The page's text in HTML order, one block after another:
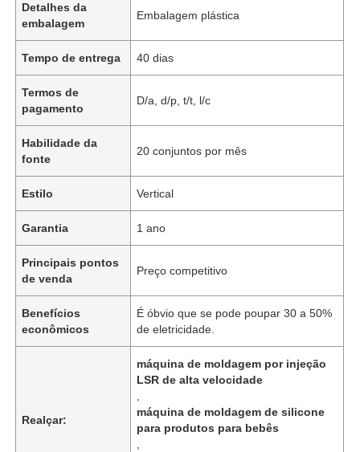
Detalhes da
embalagem
Embalagem plástica
Tempo de entrega 40 dias
Termos de
pagamento
D/a, d/p, t/t, l/c
Habilidade da
fonte
20 conjuntos por mês
Estilo Vertical
Garantia 1 ano
Principais pontos
de venda
Preço competitivo
Benefícios
econômicos
É óbvio que se pode poupar 30 a 50%
de eletricidade.
Realçar:
máquina de moldagem por injeção
LSR de alta velocidade
máquina de moldagem de silicone
para produtos para bebês